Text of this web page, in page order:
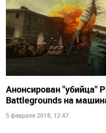
Анонсирован "убийца"
Battlegrounds на
5 февраля 2018, 12:47